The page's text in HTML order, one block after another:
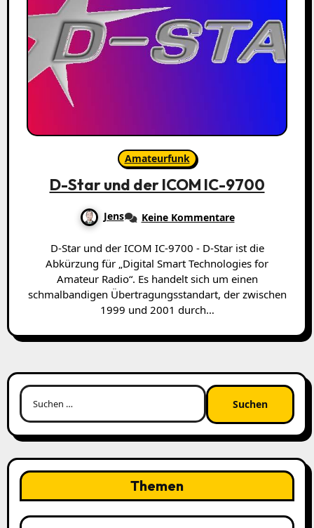
Amateurfunk
D-Star und der ICOM IC-9700
Jens Keine Kommentare
D-Star und der ICOM IC-9700 - D-Star ist die
Abkürzung für „Digital Smart Technologies for
Amateur Radio“. Es handelt sich um einen
schmalbandigen Übertragungsstandart, der zwischen
1999 und 2001 durch…
Suchen
nach:
Themen
Themen